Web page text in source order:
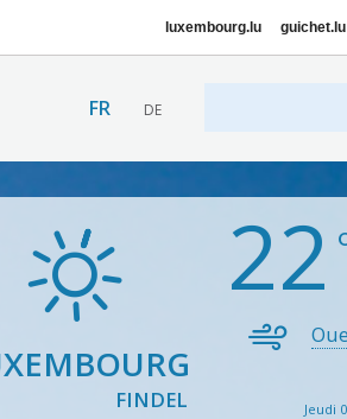
luxembourg.lu guichet.lu
FR DE
FINDEL
22
Jeudi